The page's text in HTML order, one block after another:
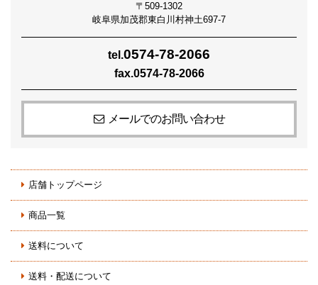
〒509-1302
岐阜県加茂郡東白川村神土697-7
tel.0574-78-2066
fax.0574-78-2066
メールでのお問い合わせ
店舗トップページ
商品一覧
送料について
送料・配送について